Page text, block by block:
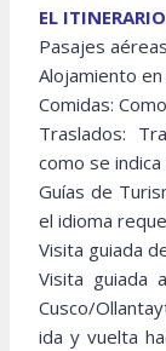
EL
Pasajes
Alojamiento
Comidas:
Traslados:
como se
Guías de
el idioma
Visita guiada
Visita guiada
Cusco/
ida y vuelta